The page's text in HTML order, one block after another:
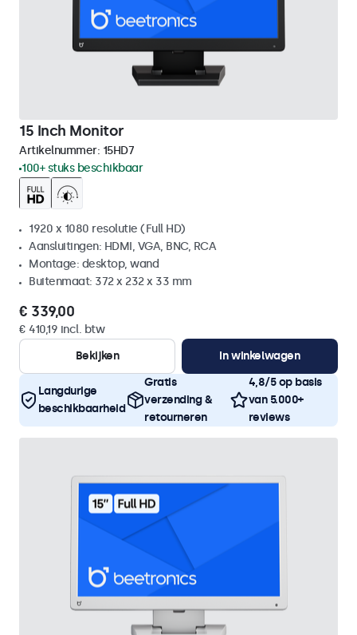
15 Inch Monitor
Artikelnummer: 15HD7
100+ stuks beschikbaar
1920 x 1080 resolutie (Full HD)
Aansluitingen: HDMI, VGA, BNC, RCA
Montage: desktop, wand
Buitenmaat: 372 x 232 x 33 mm
€ 339,00
€ 410,19 incl. btw
Bekijken
In winkelwagen
Langdurige
beschikbaarheid
Gratis
verzending &
retourneren
4,8/5 op basis
van 5.000+
reviews